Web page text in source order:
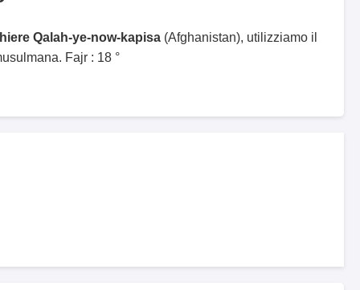
Qalah-ye-now-kapisa (Afghanistan), utilizziamo il
Fajr : 18 °